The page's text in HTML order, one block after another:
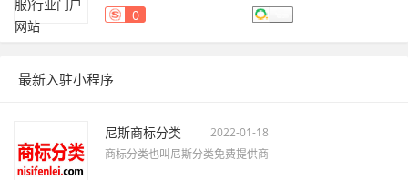
0
最新入驻小程序
尼斯商标分类
2022-01-18
商标分类也叫尼斯分类免费提供商